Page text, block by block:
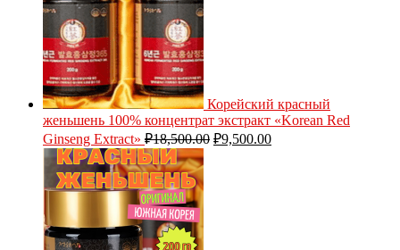
Корейский красный
женьшень 100% концентрат экстракт «Korean Red
Ginseng Extract» ₽18,500.00 ₽9,500.00